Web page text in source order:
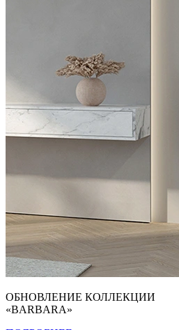
ОБНОВЛЕНИЕ КОЛЛЕКЦИИ
«BARBARA»